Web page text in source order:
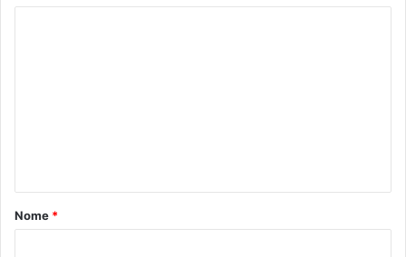
r
Nome *